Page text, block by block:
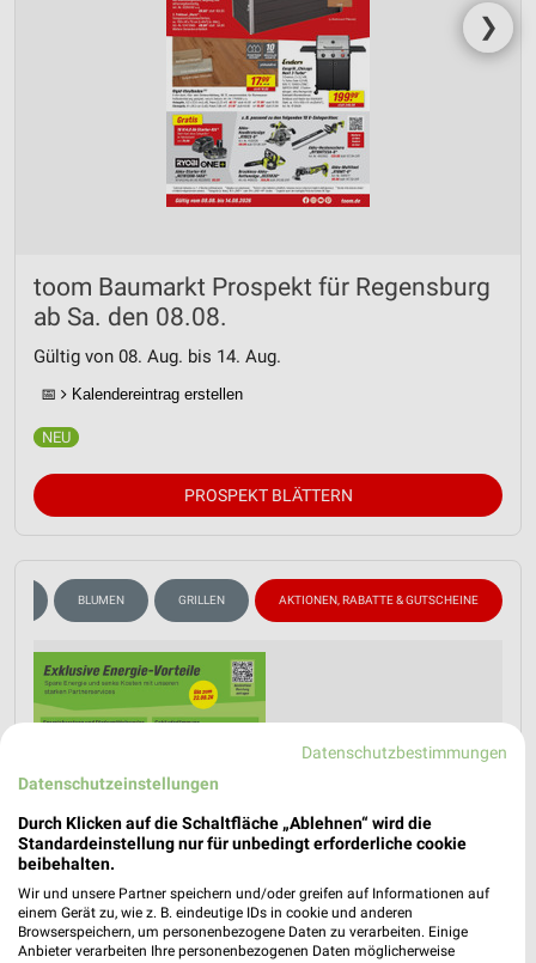
❯
toom Baumarkt Prospekt für Regensburg
ab Sa. den 08.08.
Gültig von 08. Aug. bis 14. Aug.
📅 Kalendereintrag erstellen
PROSPEKT BLÄTTERN
BLUMEN GRILLEN AKTIONEN, RABATTE & GUTSCHEINE
Datenschutzbestimmungen
Datenschutzeinstellungen
Durch Klicken auf die Schaltfläche „Ablehnen“ wird die
Standardeinstellung nur für unbedingt erforderliche cookie
beibehalten.
Wir und unsere Partner speichern und/oder greifen auf Informationen auf
einem Gerät zu, wie z. B. eindeutige IDs in cookie und anderen
Browserspeichern, um personenbezogene Daten zu verarbeiten. Einige
Anbieter verarbeiten Ihre personenbezogenen Daten möglicherweise